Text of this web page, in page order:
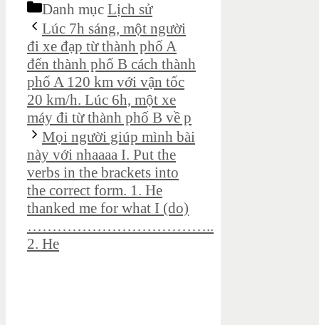
Danh mục Lịch sử
Lúc 7h sáng, một người
đi xe đạp từ thành phố A
đến thành phố B cách thành
phố A 120 km với vận tốc
20 km/h. Lúc 6h, một xe
máy đi từ thành phố B về p
Mọi người giúp mình bài
này với nhaaaa I. Put the
verbs in the brackets into
the correct form. 1. He
thanked me for what I (do)
………………………………..
2. He